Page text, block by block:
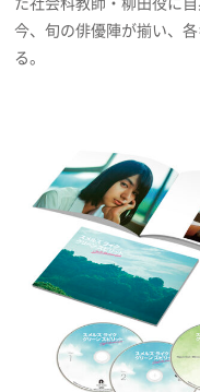
今、旬の俳優陣が揃い、
る。